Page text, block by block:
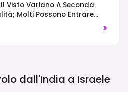
Il Visto Variano A Seconda
Molti Possono Entrare
Soggiorni Brevi, Ma Un ETA-
I Siti Religiosi.
>
dall'India a Israele